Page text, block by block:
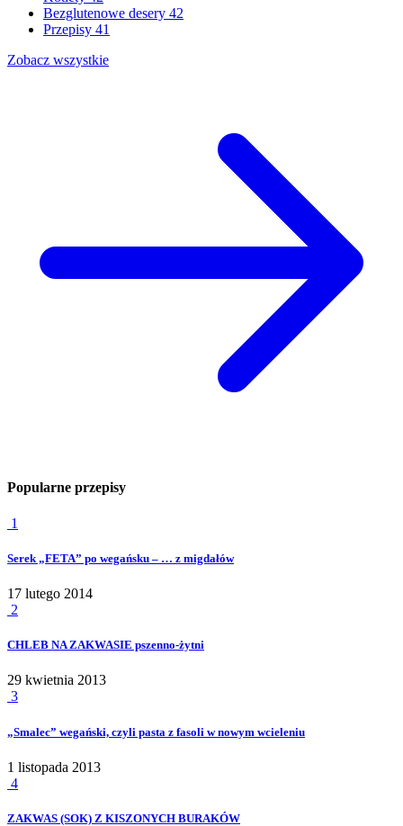
Bezglutenowe desery 42
Przepisy 41
Zobacz wszystkie
Popularne przepisy
1
Serek „FETA” po wegańsku – … z migdałów
17 lutego 2014
2
CHLEB NA ZAKWASIE pszenno-żytni
29 kwietnia 2013
3
„Smalec” wegański, czyli pasta z fasoli w nowym wcieleniu
1 listopada 2013
4
ZAKWAS (SOK) Z KISZONYCH BURAKÓW